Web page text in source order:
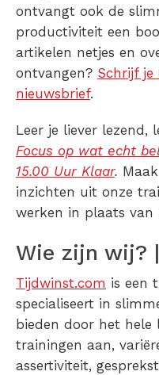
ontvangt ook de
productiviteit een
artikelen netjes en
ontvangen? Schrijf je
nieuwsbrief.
Leer je liever lezend,
Focus op wat echt
15.00 Uur Klaar.
inzichten uit onze
werken in plaats van
Wie zijn wij?
Tijdwinst.com is een
specialiseert in
bieden door het hele
trainingen aan,
assertiviteit,